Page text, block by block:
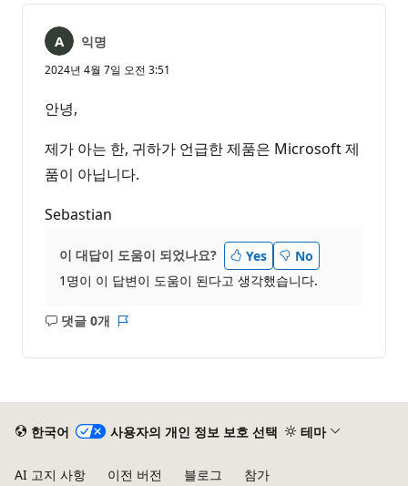
음
익명
2024년 4월 7일 오전 3:51
안녕,
제가 아는 한, 귀하가 언급한 제품은 Microsoft 제
품이 아닙니다.
Sebastian
이 대답이 도움이 되었나요? Yes
No
1명이 이 답변이 도움이 된다고 생각했습니다.
댓글 0개
설
한국어 사용자의 개인 정보 보호 선택 테마
AI 고지 사항 이전 버전 블로그 참가